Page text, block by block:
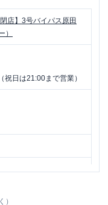
閉店】3号バイパス原田
）
祝日は21:00まで営業）
田3丁目9番31号
）